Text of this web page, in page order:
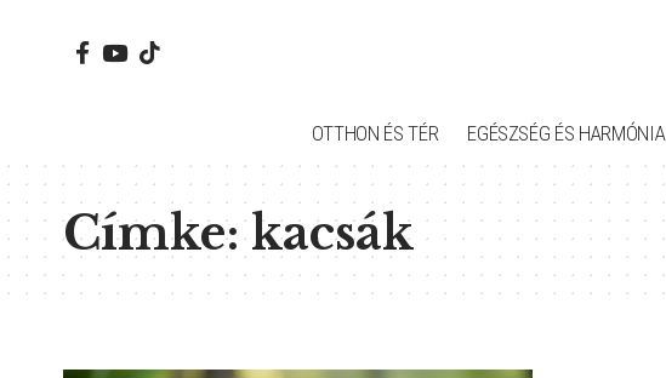
OTTHON ÉS TÉR EGÉSZSÉG ÉS HARMÓNIA
Címke:kacsák